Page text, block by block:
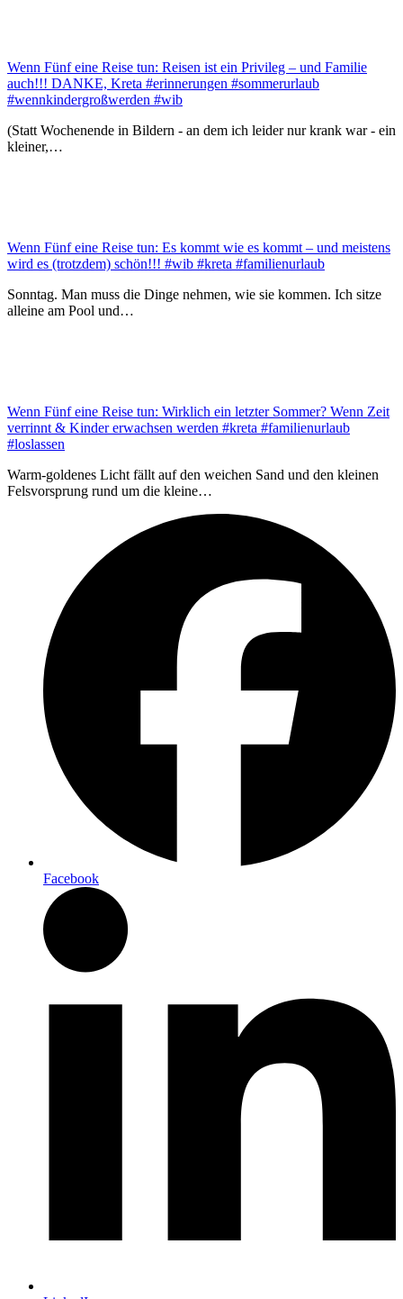
Wenn Fünf eine Reise tun: Reisen ist ein Privileg – und Familie
auch!!! DANKE, Kreta #erinnerungen #sommerurlaub
#wennkindergroßwerden #wib
(Statt Wochenende in Bildern - an dem ich leider nur krank war - ein
kleiner,…
Wenn Fünf eine Reise tun: Es kommt wie es kommt – und meistens
wird es (trotzdem) schön!!! #wib #kreta #familienurlaub
Sonntag. Man muss die Dinge nehmen, wie sie kommen. Ich sitze
alleine am Pool und…
Wenn Fünf eine Reise tun: Wirklich ein letzter Sommer? Wenn Zeit
verrinnt & Kinder erwachsen werden #kreta #familienurlaub
#loslassen
Warm-goldenes Licht fällt auf den weichen Sand und den kleinen
Felsvorsprung rund um die kleine…
Facebook